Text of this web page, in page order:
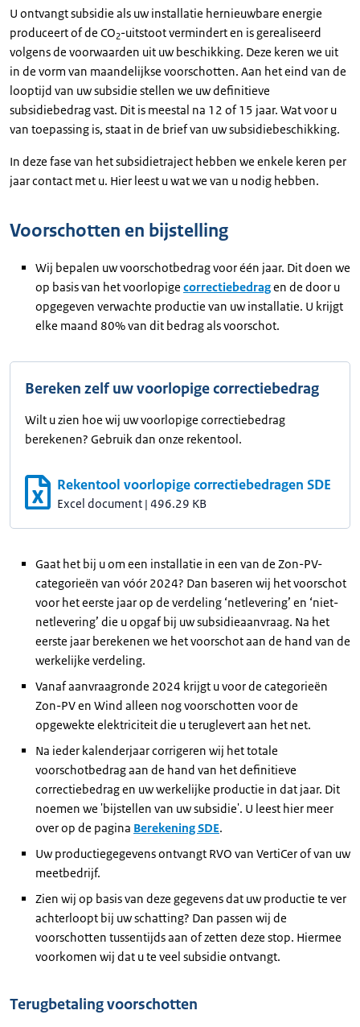
U ontvangt subsidie als uw installatie hernieuwbare energie
produceert of de CO2-uitstoot vermindert en is gerealiseerd
volgens de voorwaarden uit uw beschikking. Deze keren we uit
in de vorm van maandelijkse voorschotten. Aan het eind van de
looptijd van uw subsidie stellen we uw definitieve
subsidiebedrag vast. Dit is meestal na 12 of 15 jaar. Wat voor u
van toepassing is, staat in de brief van uw subsidiebeschikking.
In deze fase van het subsidietraject hebben we enkele keren per
jaar contact met u. Hier leest u wat we van u nodig hebben.
Voorschotten en bijstelling
Wij bepalen uw voorschotbedrag voor één jaar. Dit doen we
op basis van het voorlopige correctiebedragen de door u
opgegeven verwachte productie van uw installatie. U krijgt
elke maand 80% van dit bedrag als voorschot.
Bereken zelf uw voorlopige correctiebedrag
Wilt u zien hoe wij uw voorlopige correctiebedrag
berekenen? Gebruik dan onze rekentool.
Rekentool voorlopige correctiebedragen SDE
Excel document | 496.29 KB
Gaat het bij u om een installatie in een van de Zon-PV-
categorieën van vóór 2024? Dan baseren wij het voorschot
voor het eerste jaar op de verdeling ‘netlevering’ en ‘niet-
netlevering’ die u opgaf bij uw subsidieaanvraag. Na het
eerste jaar berekenen we het voorschot aan de hand van de
werkelijke verdeling.
Vanaf aanvraagronde 2024 krijgt u voor de categorieën
Zon-PV en Wind alleen nog voorschotten voor de
opgewekte elektriciteit die u teruglevert aan het net.
Na ieder kalenderjaar corrigeren wij het totale
voorschotbedrag aan de hand van het definitieve
correctiebedrag en uw werkelijke productie in dat jaar. Dit
noemen we 'bijstellen van uw subsidie'. U leest hier meer
over op de pagina Berekening SDE.
Uw productiegegevens ontvangt RVO van VertiCer of van uw
meetbedrijf.
Zien wij op basis van deze gegevens dat uw productie te ver
achterloopt bij uw schatting? Dan passen wij de
voorschotten tussentijds aan of zetten deze stop. Hiermee
voorkomen wij dat u te veel subsidie ontvangt.
Terugbetaling voorschotten